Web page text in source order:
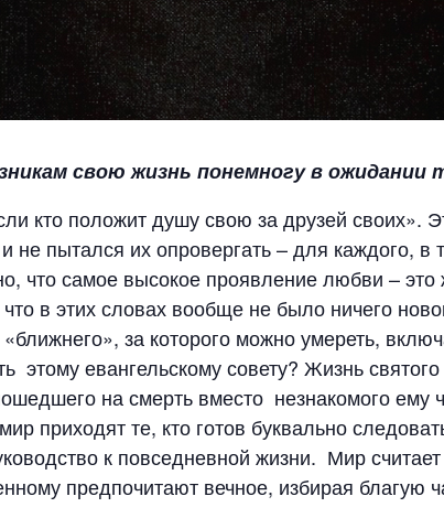
свою жизнь понемногу в
кто положит душу свою за друзей своих».
не пытался их опровергать – для каждого,
что самое высокое проявление любви –
в этих словах вообще не было ничего
за которого можно умереть,
этому евангельскому совету? Жизнь
на смерть вместо незнакомого ему
приходят те, кто готов буквально
к повседневной жизни. Мир
предпочитают вечное, избирая благую